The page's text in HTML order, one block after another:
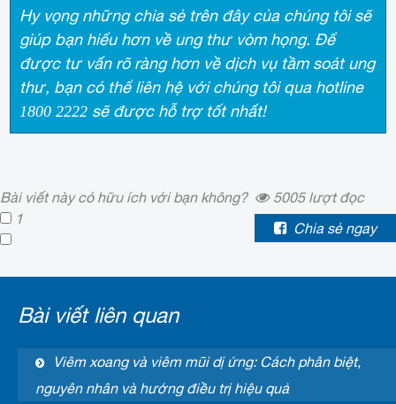
Hy vọng những chia sẻ trên đây của chúng tôi sẽ
giúp bạn hiểu hơn về ung thư vòm họng. Để
được tư vấn rõ ràng hơn về dịch vụ tầm soát ung
thư, bạn có thể liên hệ với chúng tôi qua hotline
1800 2222 sẽ được hỗ trợ tốt nhất!
Bài viết này có hữu ích với bạn không?
1
5005lượt đọc
Chia sẻ ngay
Bài viết liên quan
Viêm xoang và viêm mũi dị ứng: Cách phân biệt,
nguyên nhân và hướng điều trị hiệu quả